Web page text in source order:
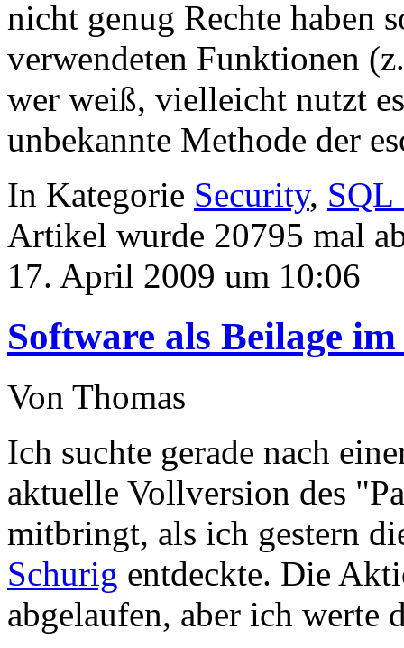
nicht genug Rechte haben
verwendeten Funktionen
wer weiß, vielleicht nutzt
unbekannte Methode der
In Kategorie Security, SQL
Artikel wurde 20795 mal
17. April 2009 um 10:06
Software als Beilage
Von Thomas
Ich suchte gerade nach
aktuelle Vollversion des
mitbringt, als ich gestern
Schurig entdeckte. Die
abgelaufen, aber ich werte